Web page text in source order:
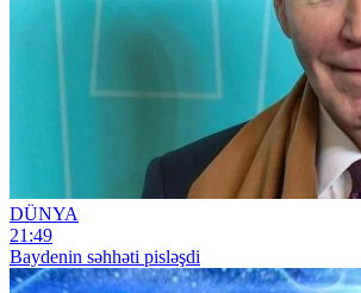
DÜNYA
21:49
Baydenin səhhəti pisləşdi